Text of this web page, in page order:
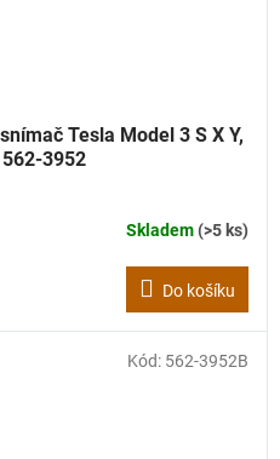
Tesla Model 3 S X Y,
3952
Skladem(>5 ks)
Do košíku
Kód: 562-3952B